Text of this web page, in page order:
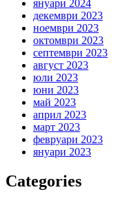
януари 2024
декември 2023
ноември 2023
октомври 2023
септември 2023
август 2023
юли 2023
юни 2023
май 2023
април 2023
март 2023
февруари 2023
януари 2023
Categories